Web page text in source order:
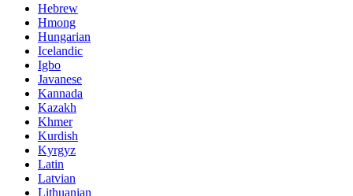
Hebrew
Hmong
Hungarian
Icelandic
Igbo
Javanese
Kannada
Kazakh
Khmer
Kurdish
Kyrgyz
Latin
Latvian
Lithuanian